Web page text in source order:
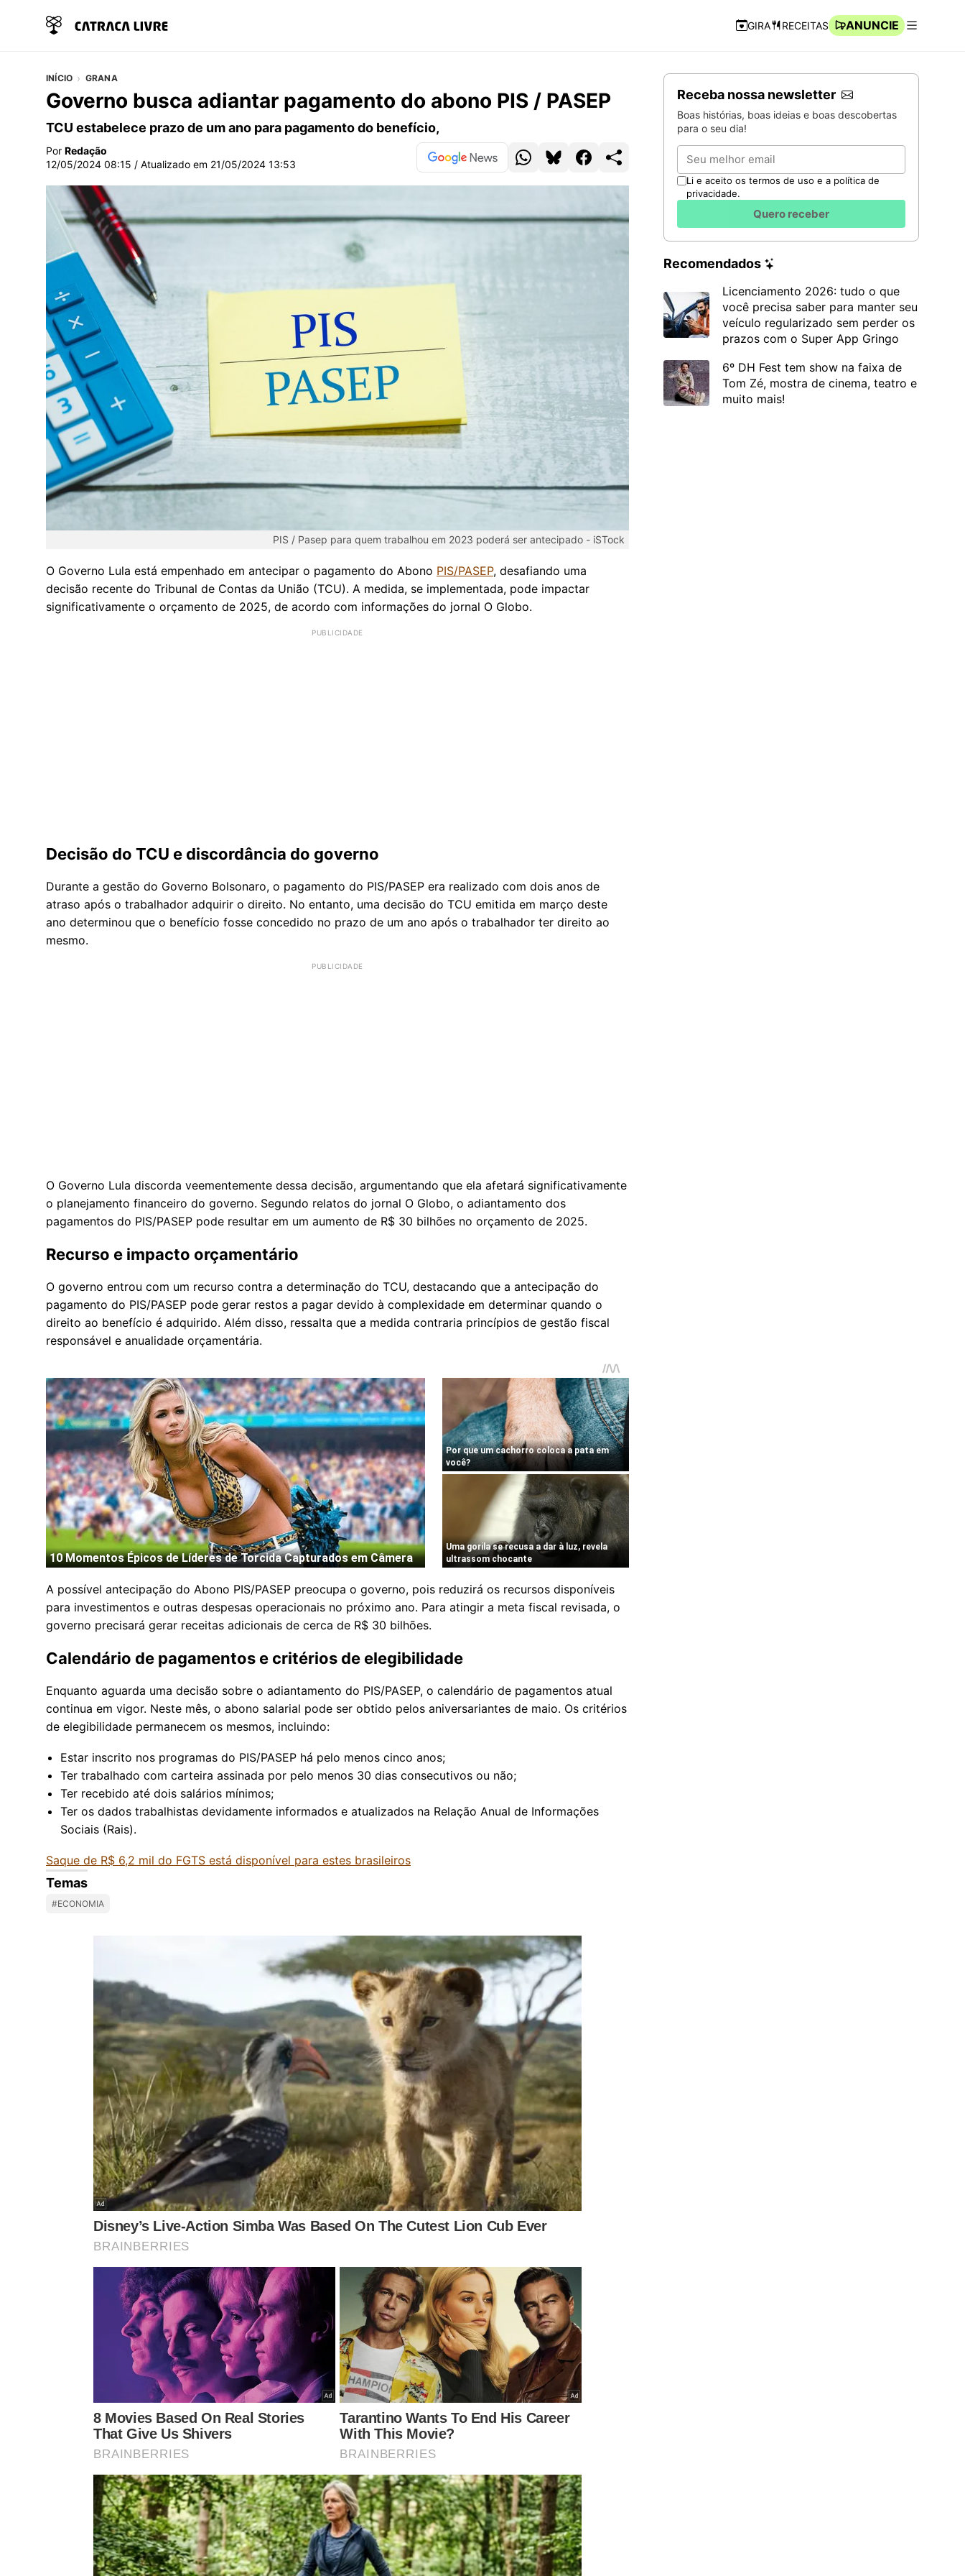
Navegação Rápida
GIRA RECEITAS
ANUNCIE
INÍCIO GRANA
Governo busca adiantar pagamento do abono PIS / PASEP
TCU estabelece prazo de um ano para pagamento do benefício,
Por Redação
12/05/2024 08:15 / Atualizado em 21/05/2024 13:53
PIS / Pasep para quem trabalhou em 2023 poderá ser antecipado - iSTock
O Governo Lula está empenhado em antecipar o pagamento do Abono PIS/PASEP, desafiando uma
decisão recente do Tribunal de Contas da União (TCU). A medida, se implementada, pode impactar
significativamente o orçamento de 2025, de acordo com informações do jornal O Globo.
Decisão do TCU e discordância do governo
Durante a gestão do Governo Bolsonaro, o pagamento do PIS/PASEP era realizado com dois anos de
atraso após o trabalhador adquirir o direito. No entanto, uma decisão do TCU emitida em março deste
ano determinou que o benefício fosse concedido no prazo de um ano após o trabalhador ter direito ao
mesmo.
O Governo Lula discorda veementemente dessa decisão, argumentando que ela afetará significativamente
o planejamento financeiro do governo. Segundo relatos do jornal O Globo, o adiantamento dos
pagamentos do PIS/PASEP pode resultar em um aumento de R$ 30 bilhões no orçamento de 2025.
Recurso e impacto orçamentário
O governo entrou com um recurso contra a determinação do TCU, destacando que a antecipação do
pagamento do PIS/PASEP pode gerar restos a pagar devido à complexidade em determinar quando o
direito ao benefício é adquirido. Além disso, ressalta que a medida contraria princípios de gestão fiscal
responsável e anualidade orçamentária.
A possível antecipação do Abono PIS/PASEP preocupa o governo, pois reduzirá os recursos disponíveis
para investimentos e outras despesas operacionais no próximo ano. Para atingir a meta fiscal revisada, o
governo precisará gerar receitas adicionais de cerca de R$ 30 bilhões.
Calendário de pagamentos e critérios de elegibilidade
Enquanto aguarda uma decisão sobre o adiantamento do PIS/PASEP, o calendário de pagamentos atual
continua em vigor. Neste mês, o abono salarial pode ser obtido pelos aniversariantes de maio. Os critérios
de elegibilidade permanecem os mesmos, incluindo:
Estar inscrito nos programas do PIS/PASEP há pelo menos cinco anos;
Ter trabalhado com carteira assinada por pelo menos 30 dias consecutivos ou não;
Ter recebido até dois salários mínimos;
Ter os dados trabalhistas devidamente informados e atualizados na Relação Anual de Informações
Sociais (Rais).
Saque de R$ 6,2 mil do FGTS está disponível para estes brasileiros
Temas
#ECONOMIA
Receba nossa newsletter
Boas histórias, boas ideias e boas descobertas
para o seu dia!
Email
Li e aceito os termos de uso e a política de
privacidade.
Quero receber
Recomendados
Licenciamento 2026: tudo o que
você precisa saber para manter seu
veículo regularizado sem perder os
prazos com o Super App Gringo
6º DH Fest tem show na faixa de
Tom Zé, mostra de cinema, teatro e
muito mais!